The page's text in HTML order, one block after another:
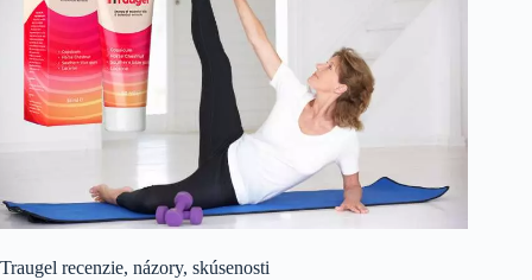
Traugel recenzie, názory, skúsenosti